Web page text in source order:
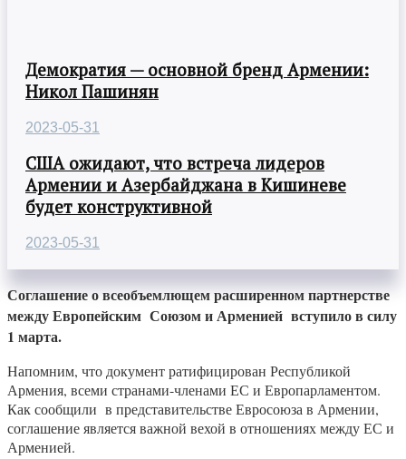
Демократия — основной бренд Армении:
Никол Пашинян
2023-05-31
США ожидают, что встреча лидеров
Армении и Азербайджана в Кишиневе
будет конструктивной
2023-05-31
Соглашение о всеобъемлющем расширенном партнерстве
между Европейским Союзом и Арменией вступило в силу
1 марта.
Напомним, что документ ратифицирован Республикой
Армения, всеми странами-членами ЕС и Европарламентом.
Как сообщили в представительстве Евросоюза в Армении,
соглашение является важной вехой в отношениях между ЕС и
Арменией.